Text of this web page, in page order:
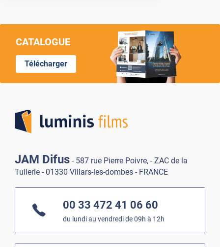
CATALOGUE
Télécharger
JAM Difus - 587 rue Pierre Poivre, - ZAC de la
Tuilerie - 01330 Villars-les-dombes - FRANCE
00 33 472 41 06 60
du lundi au vendredi de 09h à 12h